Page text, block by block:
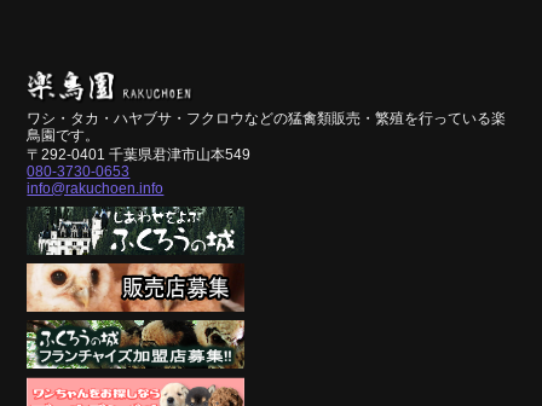
ワシ・タカ・ハヤブサ・フクロウなどの猛禽類販売・繁殖を行っている楽
鳥園です。
〒292-0401 千葉県君津市山本549
080-3730-0653
info@rakuchoen.info